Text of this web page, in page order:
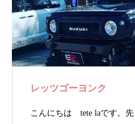
レッツゴーヨンク
こんにちは tete laです。